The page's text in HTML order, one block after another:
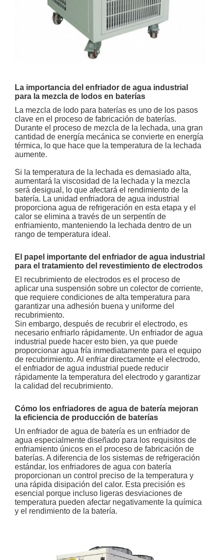
La importancia del enfriador de agua industrial
para la mezcla de lodos en baterías
La mezcla de lodo para baterías es uno de los pasos
clave en el proceso de fabricación de baterías.
Durante el proceso de mezcla de la lechada, una gran
cantidad de energía mecánica se convierte en energía
térmica, lo que hace que la temperatura de la lechada
aumente.
Si la temperatura de la lechada es demasiado alta,
aumentará la viscosidad de la lechada y la mezcla
será desigual, lo que afectará el rendimiento de la
batería. La unidad enfriadora de agua industrial
proporciona agua de refrigeración en esta etapa y el
calor se elimina a través de un serpentín de
enfriamiento, manteniendo la lechada dentro de un
rango de temperatura ideal.
El papel importante del enfriador de agua industrial
para el tratamiento del revestimiento de electrodos
El recubrimiento de electrodos es el proceso de
aplicar una suspensión sobre un colector de corriente,
que requiere condiciones de alta temperatura para
garantizar una adhesión buena y uniforme del
recubrimiento.
Sin embargo, después de recubrir el electrodo, es
necesario enfriarlo rápidamente. Un enfriador de agua
industrial puede hacer esto bien, ya que puede
proporcionar agua fría inmediatamente para el equipo
de recubrimiento. Al enfriar directamente el electrodo,
el enfriador de agua industrial puede reducir
rápidamente la temperatura del electrodo y garantizar
la calidad del recubrimiento.
Cómo los enfriadores de agua de batería mejoran
la eficiencia de producción de baterías
Un enfriador de agua de batería es un enfriador de
agua especialmente diseñado para los requisitos de
enfriamiento únicos en el proceso de fabricación de
baterías. A diferencia de los sistemas de refrigeración
estándar, los enfriadores de agua con batería
proporcionan un control preciso de la temperatura y
una rápida disipación del calor. Esta precisión es
esencial porque incluso ligeras desviaciones de
temperatura pueden afectar negativamente la química
y el rendimiento de la batería.